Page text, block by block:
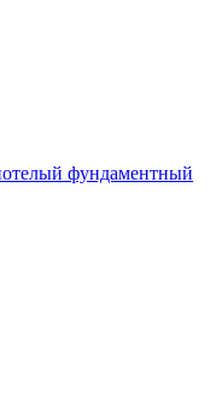
фундаментный